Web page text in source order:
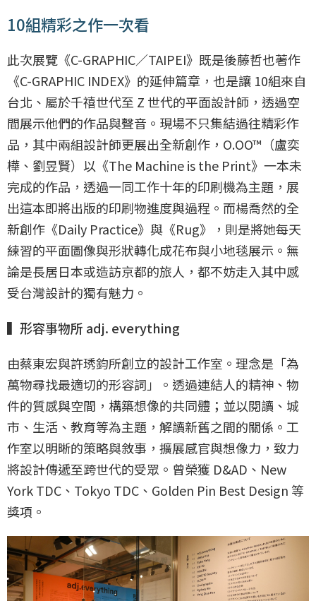
10組精彩之作一次看
此次展覽《C-GRAPHIC／TAIPEI》既是後藤哲也著作
《C-GRAPHIC INDEX》的延伸篇章，也是讓 10組來自
台北、屬於千禧世代至 Z 世代的平面設計師，透過空
間展示他們的作品與聲音。現場不只集結過往精彩作
品，其中兩組設計師更展出全新創作，O.OO™（盧奕
樺、劉昱賢）以《The Machine is the Print》一本未
完成的作品，透過一同工作十年的印刷機為主題，展
出這本即將出版的印刷物進度與過程。而楊喬然的全
新創作《Daily Practice》與《Rug》，則是將她每天
練習的平面圖像與形狀轉化成花布與小地毯展示。無
論是長居日本或造訪京都的旅人，都不妨走入其中感
受台灣設計的獨有魅力。
▍形容事物所 adj. everything
由蔡東宏與許琇鈞所創立的設計工作室。理念是「為
萬物尋找最適切的形容詞」。透過連結人的精神、物
件的質感與空間，構築想像的共同體；並以閱讀、城
市、生活、教育等為主題，解讀新舊之間的關係。工
作室以明晰的策略與敘事，擴展感官與想像力，致力
將設計傳遞至跨世代的受眾。曾榮獲 D&AD、New
York TDC、Tokyo TDC、Golden Pin Best Design 等
獎項。